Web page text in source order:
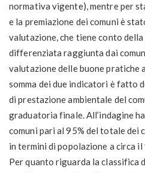
normativa vigente), mentre per
e la premiazione dei comuni è
valutazione, che tiene conto
differenziata raggiunta dai
valutazione delle buone pratiche
somma dei due indicatori è fatto
di prestazione ambientale del
graduatoria finale. All’indagine
comuni pari al 95% del totale dei
in termini di popolazione a circa
Per quanto riguarda la classifica